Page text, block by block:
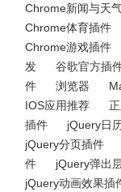
Chrome新闻与天
Chrome体育插件
Chrome游戏插件
发
谷歌官方插
件
浏览器
IOS应用推荐
插件
jQuery日
jQuery分页插件
件
jQuery弹出
jQuery动画效果插